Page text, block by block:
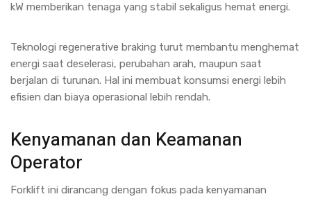
kW memberikan tenaga yang stabil sekaligus hemat energi.
Teknologi regenerative braking turut membantu menghemat
energi saat deselerasi, perubahan arah, maupun saat
berjalan di turunan. Hal ini membuat konsumsi energi lebih
efisien dan biaya operasional lebih rendah.
Kenyamanan dan Keamanan
Operator
Forklift ini dirancang dengan fokus pada kenyamanan